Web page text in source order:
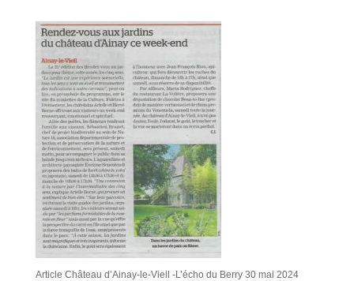
Article Château d’Ainay-le-Vieil -L’écho du Berry 30 mai 2024